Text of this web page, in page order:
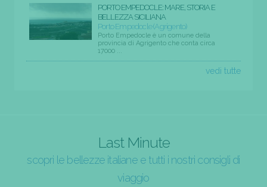
PORTO EMPEDOCLE: MARE, STORIA E
BELLEZZA SICILIANA
Porto Empedocle (Agrigento)
Porto Empedocle è un comune della
provincia di Agrigento che conta circa
17000 ...
vedi tutte
Last Minute
scopri le bellezze italiane e tutti i nostri consigli di
viaggio